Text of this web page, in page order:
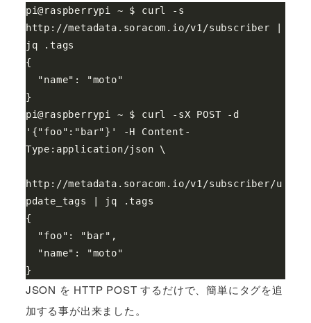
pi@raspberrypi ~ $ curl -s
http://metadata.soracom.io/v1/subscriber |
jq .tags
{
}
pi@raspberrypi ~ $ curl -sX POST -d
'{"foo":"bar"}' -H Content-
Type:application/json \
http://metadata.soracom.io/v1/subscriber/u
pdate_tags | jq .tags
{
JSON を HTTP POST するだけで、簡単にタグを追
加する事が出来ました。